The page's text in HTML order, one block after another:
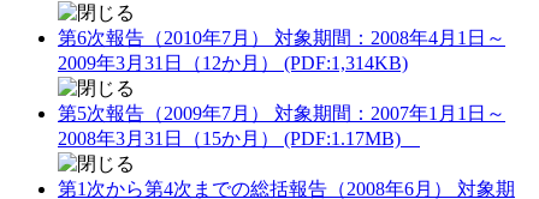
第6次報告（2010年7月） 対象期間：2008年4月1日～
2009年3月31日（12か月） (PDF:1,314KB)
第5次報告（2009年7月） 対象期間：2007年1月1日～
2008年3月31日（15か月） (PDF:1.17MB)
第1次から第4次までの総括報告（2008年6月） 対象期